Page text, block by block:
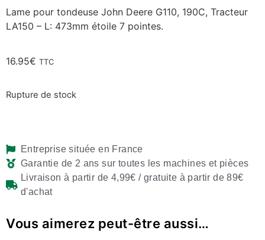
Lame pour tondeuse John Deere G110, 190C, Tracteur
LA150 – L: 473mm étoile 7 pointes.
16.95€ TTC
Rupture de stock
Entreprise située en France
Garantie de 2 ans sur toutes les machines et pièces
Livraison à partir de 4,99€ / gratuite à partir de 89€
d'achat
Vous aimerez peut-être aussi…